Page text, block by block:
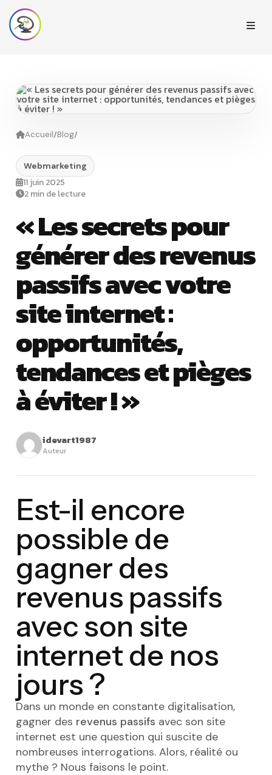
Accueil/Blog/
Webmarketing
11 juin 2025
2 min de lecture
« Les secrets pour
générer des revenus
passifs avec votre
site internet :
opportunités,
tendances et pièges
à éviter ! »
idevart1987
Auteur
Est-il encore
possible de
gagner des
revenus passifs
avec son site
internet de nos
jours ?
Dans un monde en constante digitalisation,
gagner des revenus passifs avec son site
internet est une question qui suscite de
nombreuses interrogations. Alors, réalité ou
mythe ? Nous faisons le point.